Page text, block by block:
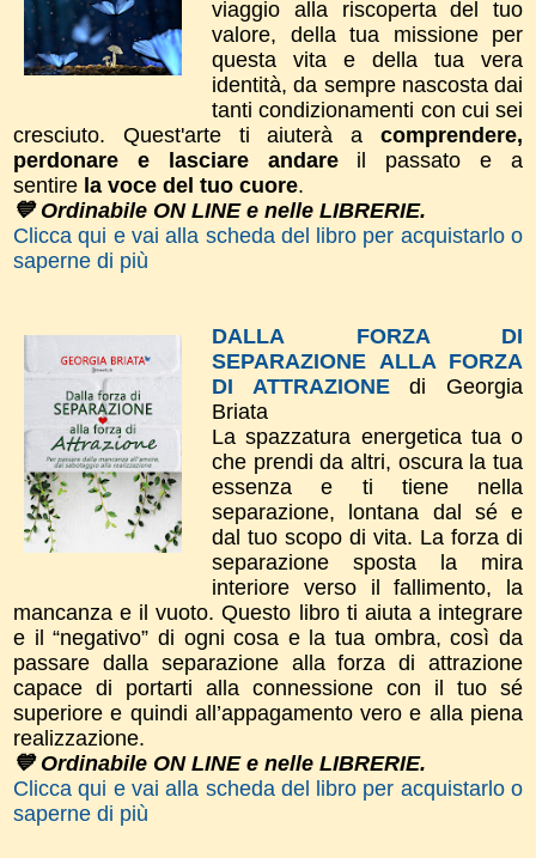
viaggio alla riscoperta del tuo
valore, della tua missione per
questa vita e della tua vera
identità, da sempre nascosta dai
tanti condizionamenti con cui sei
cresciuto. Quest'arte ti aiuterà a comprendere,
perdonare e lasciare andareil passato e a
sentire la voce del tuo cuore.
💙 Ordinabile ON LINE e nelle LIBRERIE.
Clicca qui e vai alla scheda del libro per acquistarlo o
saperne di più
DALLA FORZA DI
SEPARAZIONE ALLA FORZA
DI ATTRAZIONE
di Georgia
Briata
La spazzatura energetica tua o
che prendi da altri, oscura la tua
essenza e ti tiene nella
separazione, lontana dal sé e
dal tuo scopo di vita. La forza di
separazione sposta la mira
interiore verso il fallimento, la
mancanza e il vuoto. Questo libro ti aiuta a integrare
e il “negativo” di ogni cosa e la tua ombra, così da
passare dalla separazione alla forza di attrazione
capace di portarti alla connessione con il tuo sé
superiore e quindi all’appagamento vero e alla piena
realizzazione.
💙 Ordinabile ON LINE e nelle LIBRERIE.
Clicca qui e vai alla scheda del libro per acquistarlo o
saperne di più